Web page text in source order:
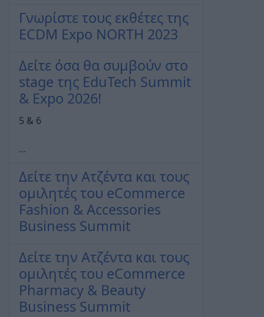
Γνωρίστε τους εκθέτες της
ECDM Expo NORTH 2023
Δείτε όσα θα συμβούν στο
stage της EduTech Summit
& Expo 2026!
5 & 6
...
Δείτε την Ατζέντα και τους
ομιλητές του eCommerce
Fashion & Accessories
Business Summit
Δείτε την Ατζέντα και τους
ομιλητές του eCommerce
Pharmacy & Beauty
Business Summit